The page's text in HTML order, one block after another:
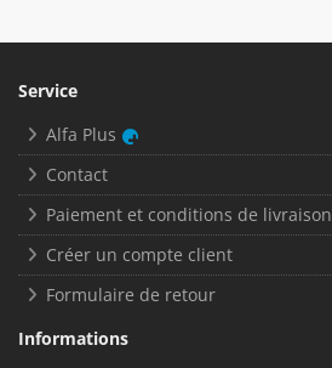
Service
Alfa Plus
Contact
Paiement et conditions de livraison
Créer un compte client
Formulaire de retour
Informations